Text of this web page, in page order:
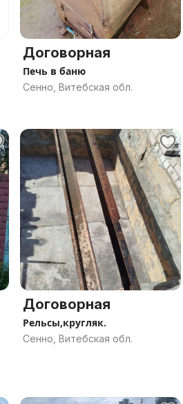
Договорная
Печь в баню
Сенно, Витебская обл.
Договорная
Рельсы,кругляк.
Сенно, Витебская обл.